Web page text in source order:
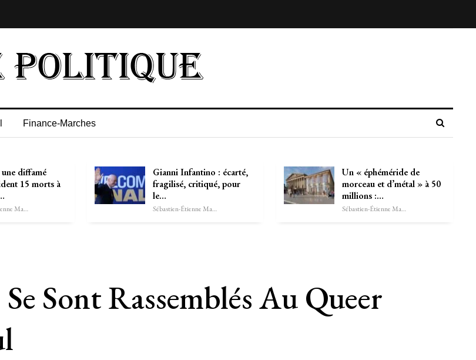
Finance-Marches
diffamé
15 morts à
Sébastien-Étienne Marechal
Gianni Infantino : écarté,
fragilisé, critiqué, pour
le…
Sébastien-Étienne Marechal
Un « éphéméride de
morceau et d’métal » à 50
millions :…
Sébastien-Étienne Marechal
Sont Rassemblés Au Queer